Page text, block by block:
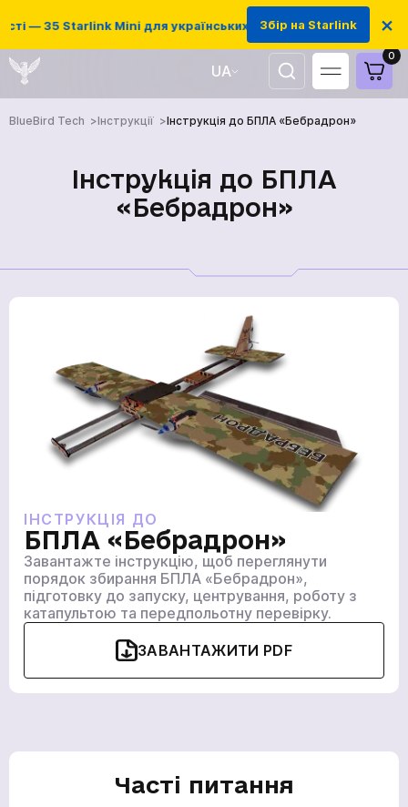
— 35 Starlink Mini для українських захисниківЗбір на Starlink ×
UA
EN
0
ГОЛОВНА
ПОСЛУГИ
ВАКАНСІЇ
НОВИНИ
КОМПАНІЇ
МЕДІАЦЕНТР
ПРО НАС
BlueBird Tech Інструкції Інструкція до БПЛА «Бебрадрон»
Інструкція до БПЛА
«Бебрадрон»
ІНСТРУКЦІЯ ДО
БПЛА «Бебрадрон»
Завантажте інструкцію, щоб переглянути
порядок збирання БПЛА «Бебрадрон»,
підготовку до запуску, центрування, роботу з
катапультою та передпольотну перевірку.
ЗАВАНТАЖИТИ PDF
Часті питання